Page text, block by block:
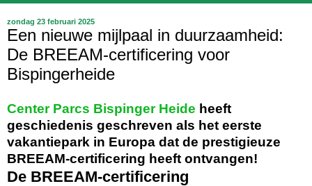
zondag 23 februari 2025
Een nieuwe mijlpaal in duurzaamheid:
De BREEAM-certificering voor
Bispingerheide
Center Parcs Bispinger Heide heeft
geschiedenis geschreven als het eerste
vakantiepark in Europa dat de prestigieuze
BREEAM-certificering heeft ontvangen!
De BREEAM-certificering